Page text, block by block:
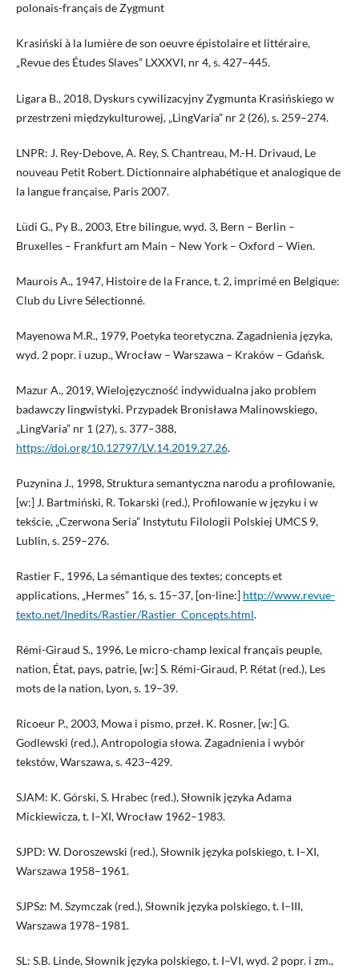
polonais-français de Zygmunt
Krasiński à la lumière de son oeuvre épistolaire et littéraire,
„Revue des Études Slaves” LXXXVI, nr 4, s. 427–445.
Ligara B., 2018, Dyskurs cywilizacyjny Zygmunta Krasińskiego w
przestrzeni międzykulturowej, „LingVaria” nr 2 (26), s. 259–274.
LNPR: J. Rey-Debove, A. Rey, S. Chantreau, M.-H. Drivaud, Le
nouveau Petit Robert. Dictionnaire alphabétique et analogique de
la langue française, Paris 2007.
Lüdi G., Py B., 2003, Etre bilingue, wyd. 3, Bern – Berlin –
Bruxelles – Frankfurt am Main – New York – Oxford – Wien.
Maurois A., 1947, Histoire de la France, t. 2, imprimé en Belgique:
Club du Livre Sélectionné.
Mayenowa M.R., 1979, Poetyka teoretyczna. Zagadnienia języka,
wyd. 2 popr. i uzup., Wrocław – Warszawa – Kraków – Gdańsk.
Mazur A., 2019, Wielojęzyczność indywidualna jako problem
badawczy lingwistyki. Przypadek Bronisława Malinowskiego,
„LingVaria” nr 1 (27), s. 377–388,
https://doi.org/10.12797/LV.14.2019.27.26.
Puzynina J., 1998, Struktura semantyczna narodu a profilowanie,
[w:] J. Bartmiński, R. Tokarski (red.), Profilowanie w języku i w
tekście, „Czerwona Seria” Instytutu Filologii Polskiej UMCS 9,
Lublin, s. 259–276.
Rastier F., 1996, La sémantique des textes; concepts et
applications, „Hermes” 16, s. 15–37, [on-line:] http://www.revue-
texto.net/Inedits/Rastier/Rastier_Concepts.html.
Rémi-Giraud S., 1996, Le micro-champ lexical français peuple,
nation, État, pays, patrie, [w:] S. Rémi-Giraud, P. Rétat (red.), Les
mots de la nation, Lyon, s. 19–39.
Ricoeur P., 2003, Mowa i pismo, przeł. K. Rosner, [w:] G.
Godlewski (red.), Antropologia słowa. Zagadnienia i wybór
tekstów, Warszawa, s. 423–429.
SJAM: K. Górski, S. Hrabec (red.), Słownik języka Adama
Mickiewicza, t. I–XI, Wrocław 1962–1983.
SJPD: W. Doroszewski (red.), Słownik języka polskiego, t. I–XI,
Warszawa 1958–1961.
SJPSz: M. Szymczak (red.), Słownik języka polskiego, t. I–III,
Warszawa 1978–1981.
SL: S.B. Linde, Słownik języka polskiego, t. I–VI, wyd. 2 popr. i zm.,